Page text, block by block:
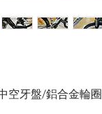
空牙盤/鋁合金輪圈